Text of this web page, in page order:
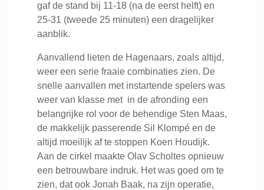
gaf de stand bij 11-18 (na de eerst helft) en
25-31 (tweede 25 minuten) een dragelijker
aanblik.
Aanvallend lieten de Hagenaars, zoals altijd,
weer een serie fraaie combinaties zien. De
snelle aanvallen met instartende spelers was
weer van klasse met in de afronding een
belangrijke rol voor de behendige Sten Maas,
de makkelijk passerende Sil Klompé en de
altijd moeilijk af te stoppen Koen Houdijk.
Aan de cirkel maakte Olav Scholtes opnieuw
een betrouwbare indruk. Het was goed om te
zien, dat ook Jonah Baak, na zijn operatie,